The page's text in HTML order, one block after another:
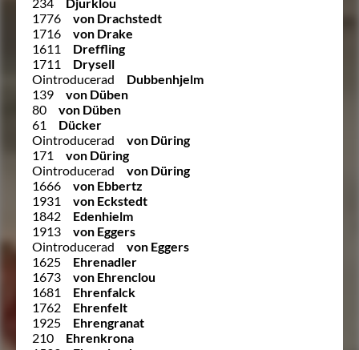
1776
von Drachstedt
1716
von Drake
1611
Dreffling
1711
Drysell
Ointroducerad
Dubbenhjelm
139
von Düben
80
von Düben
61
Dücker
Ointroducerad
von Düring
171
von Düring
Ointroducerad
von Düring
1666
von Ebbertz
1931
von Eckstedt
1842
Edenhielm
1913
von Eggers
Ointroducerad
von Eggers
1625
Ehrenadler
1673
von Ehrenclou
1681
Ehrenfalck
1762
Ehrenfelt
1925
Ehrengranat
210
Ehrenkrona